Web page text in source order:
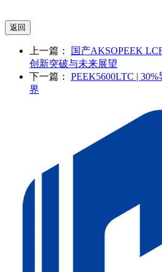
上一篇：
国产AKSOPEEK
创新突破与未来展望
下一篇：
PEEK5600LTC |
界